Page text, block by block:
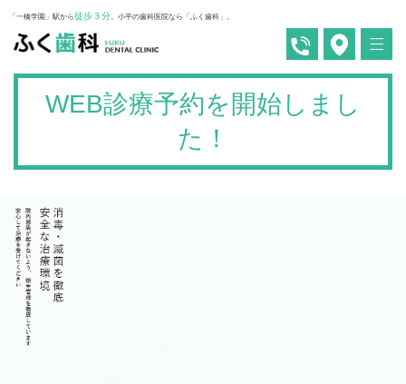
「一橋学園」駅から徒歩３分。小平の歯科医院なら「ふく歯科」。
WEB診療予約を開始しまし
た！